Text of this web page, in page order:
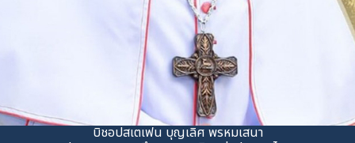
บิชอปสเตเฟน บุญเลิศ พรหมเสนา